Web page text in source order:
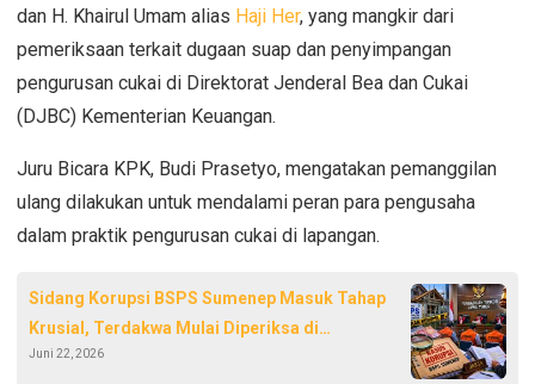
dan H. Khairul Umam alias Haji Her, yang mangkir dari
pemeriksaan terkait dugaan suap dan penyimpangan
pengurusan cukai di Direktorat Jenderal Bea dan Cukai
(DJBC) Kementerian Keuangan.
Juru Bicara KPK, Budi Prasetyo, mengatakan pemanggilan
ulang dilakukan untuk mendalami peran para pengusaha
dalam praktik pengurusan cukai di lapangan.
Sidang Korupsi BSPS Sumenep Masuk Tahap
Krusial, Terdakwa Mulai Diperiksa di
Pengadilan Tipikor Jatim
Juni 22, 2026